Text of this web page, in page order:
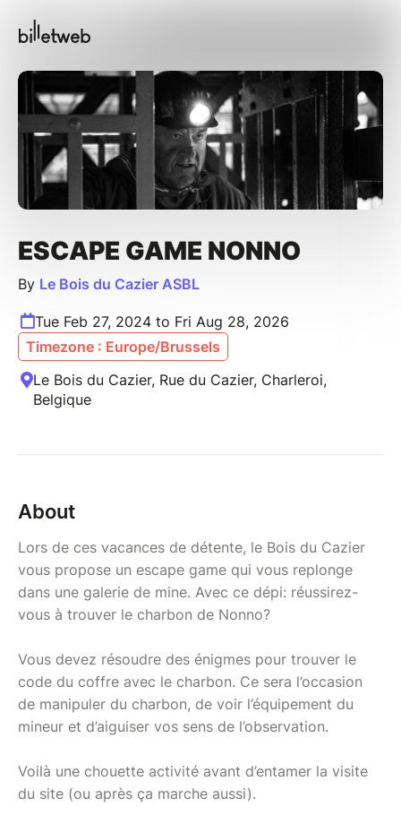
ESCAPE GAME NONNO
By Le Bois du Cazier ASBL
Tue Feb 27, 2024 to Fri Aug 28, 2026
Timezone : Europe/Brussels
Le Bois du Cazier, Rue du Cazier, Charleroi,
Belgique
About
Lors de ces vacances de détente, le Bois du Cazier
vous propose un escape game qui vous replonge
dans une galerie de mine. Avec ce dépi: réussirez-
vous à trouver le charbon de Nonno?
Vous devez résoudre des énigmes pour trouver le
code du coffre avec le charbon. Ce sera l’occasion
de manipuler du charbon, de voir l’équipement du
mineur et d’aiguiser vos sens de l’observation.
Voilà une chouette activité avant d’entamer la visite
du site (ou après ça marche aussi).